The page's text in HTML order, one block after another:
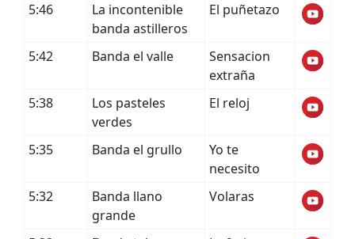
5:46
La incontenible
banda astilleros
El puñetazo
5:42 Banda el valle
Sensacion
extraña
5:38
Los pasteles
verdes
El reloj
5:35 Banda el grullo
Yo te
necesito
5:32
Banda llano
grande
Volaras